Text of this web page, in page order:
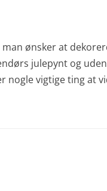
ønsker at
julepynt og
vigtige ting at